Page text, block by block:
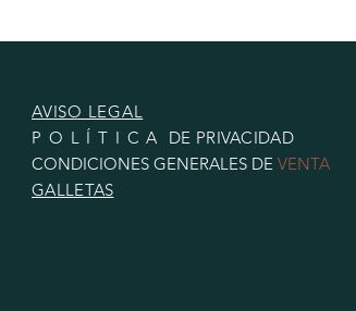
AVISO LEGAL
POLÍTICA
DE PRIVACIDAD
CONDICIONES GENERALES DE VENTA
GALLETAS